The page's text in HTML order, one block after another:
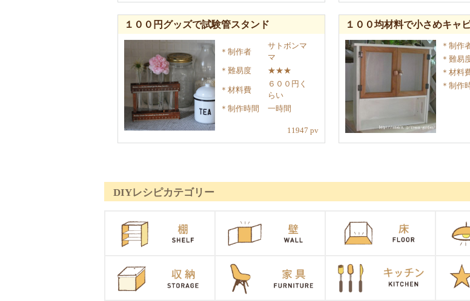
１００円グッズで試験管スタンド
制作者
サトボンマ
マ
難易度
★★★
材料費
６００円く
らい
制作時間
一時間
11947 pv
１００均材料で小さめキャ
制作
難易
材料
制作
DIYレシピカテゴリー